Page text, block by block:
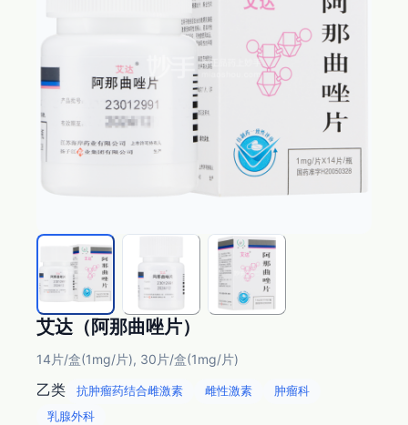
艾达（阿那曲唑片）
14片/盒(1mg/片), 30片/盒(1mg/片)
乙类 抗肿瘤药结合雌激素 雌性激素
肿瘤科
乳腺外科